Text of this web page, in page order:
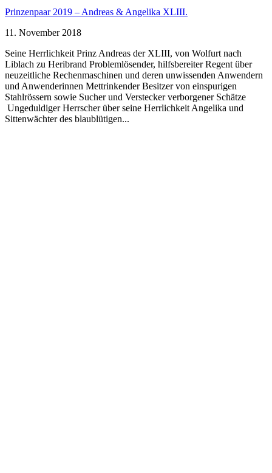
Prinzenpaar 2019 – Andreas & Angelika XLIII.
11. November 2018
Seine Herrlichkeit Prinz Andreas der XLIII, von Wolfurt nach
Liblach zu Heribrand Problemlösender, hilfsbereiter Regent über
neuzeitliche Rechenmaschinen und deren unwissenden Anwendern
und Anwenderinnen Mettrinkender Besitzer von einspurigen
Stahlrössern sowie Sucher und Verstecker verborgener Schätze
Ungeduldiger Herrscher über seine Herrlichkeit Angelika und
Sittenwächter des blaublütigen...